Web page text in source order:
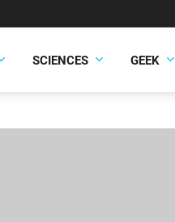
SCIENCES GEEK